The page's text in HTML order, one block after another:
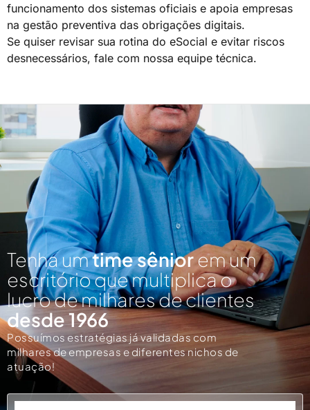
funcionamento dos sistemas oficiais e apoia empresas
na gestão preventiva das obrigações digitais.
Se quiser revisar sua rotina do eSocial e evitar riscos
desnecessários, fale com nossa equipe técnica.
Tenha umtime sêniorem um
escritório que multiplica o
lucro de milhares de clientes
desde 1966
Possuímos estratégias já validadas com
milhares de empresas e diferentes nichos de
atuação!